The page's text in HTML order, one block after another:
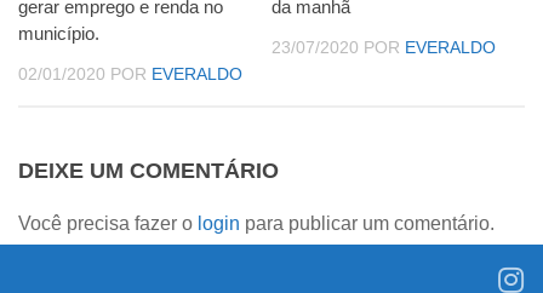
gerar emprego e renda no
município.
02/01/2020 POR EVERALDO
da manhã
23/07/2020 POR EVERALDO
DEIXE UM COMENTÁRIO
Você precisa fazer o login para publicar um comentário.